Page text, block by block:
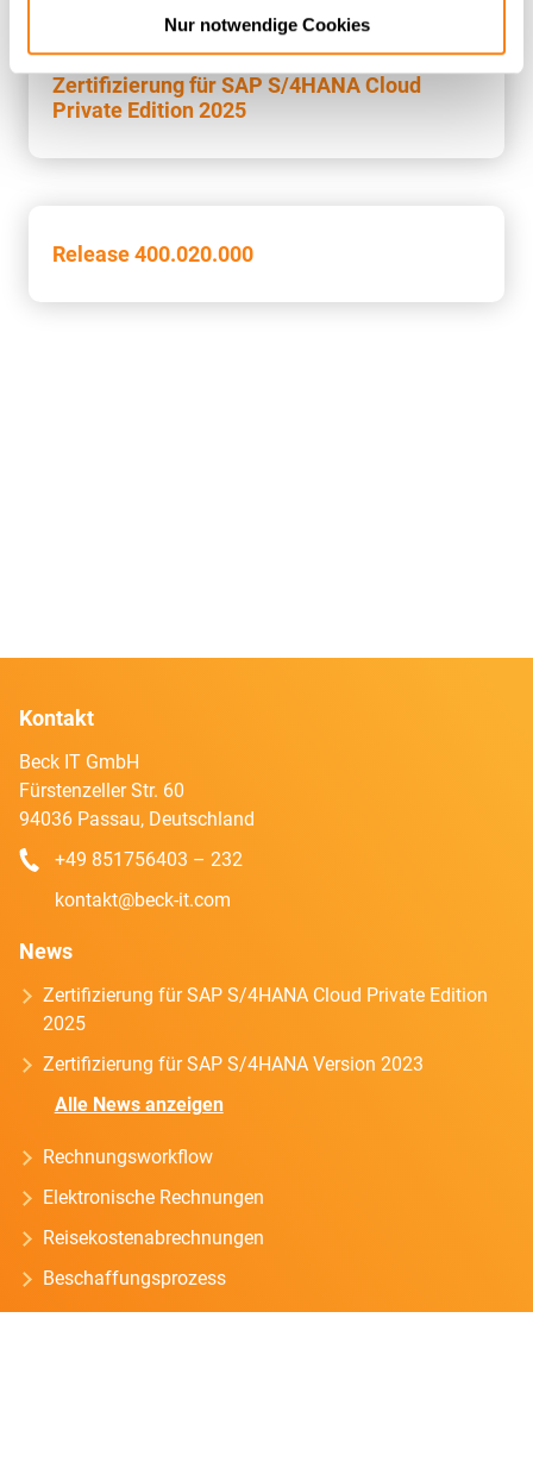
Nur notwendige Cookies
Zertifizierung für SAP S/4HANA Cloud
Private Edition 2025
Release 400.020.000
Kontakt
Beck IT GmbH
Fürstenzeller Str. 60
94036 Passau, Deutschland
+49 851756403 – 232
kontakt@beck-it.com
News
Zertifizierung für SAP S/4HANA Cloud Private Edition
2025
Zertifizierung für SAP S/4HANA Version 2023
Alle News anzeigen
Rechnungsworkflow
Elektronische Rechnungen
Reisekostenabrechnungen
Beschaffungsprozess